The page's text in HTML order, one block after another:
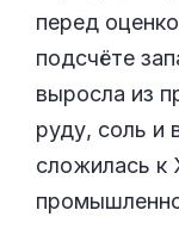
перед
подсчёте
выросла из
руду, соль и
сложилась к